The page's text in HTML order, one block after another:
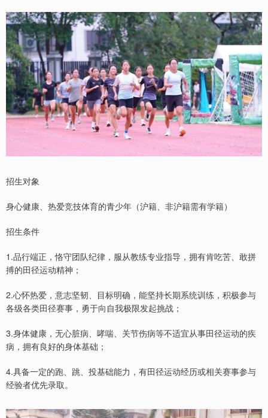
招生对象
身心健康、热爱竞技体育的青少年（沪籍、非沪籍需有学籍）
招生条件
1.品行端正，恪守团队纪律，服从教练专业指导，拥有肯吃苦、敢拼
搏的田径运动精神；
2.心怀热爱，意志坚韧、目标明确，能坚持长期系统训练，积极参与
各级各类田径赛事，勇于向自我极限发起挑战；
3.身体健康，无心脏病、哮喘、关节伤病等不适宜从事田径运动的疾
病，拥有良好的身体基础；
4.具备一定的跑、跳、投基础能力，有田径运动经历或相关赛事参与
经验者优先录取。